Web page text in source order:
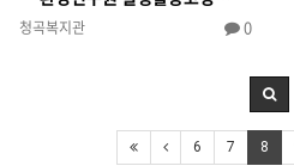
청곡복지관 0
6 7 8